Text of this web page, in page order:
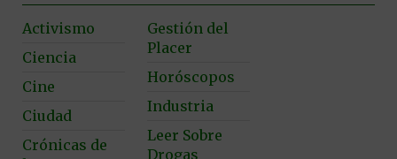
Activismo
Ciencia
Cine
Ciudad
Crónicas de
Gestión del
Placer
Horóscopos
Industria
Leer Sobre
Drogas